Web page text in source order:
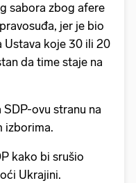
sabora zbog afere
jer je bio
Ustava koje 30 ili 20
da time staje na
ovu stranu na
izborima.
kako bi srušio
Ukrajini.